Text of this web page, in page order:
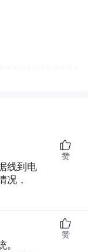
线到电
况，
赞
。
赞